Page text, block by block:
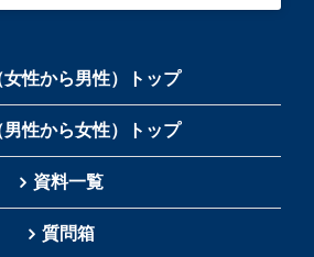
女性から男性）トップ
男性から女性）トップ
資料一覧
質問箱